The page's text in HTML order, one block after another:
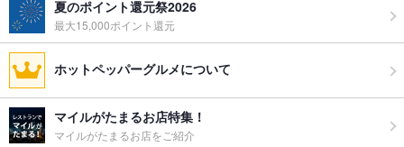
夏のポイント還元祭2026
最大15,000ポイント還元
ホットペッパーグルメについて
マイルがたまるお店特集！
マイルがたまるお店をご紹介